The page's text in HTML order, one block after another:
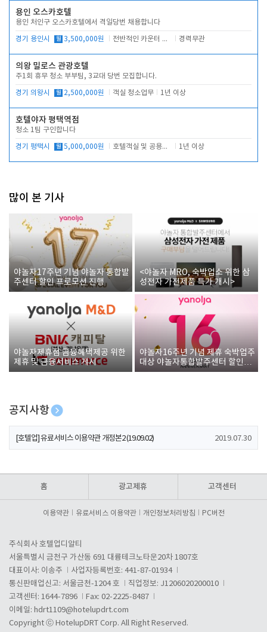
용인 오스카호텔
용인 처인구 오스카호텔에서 격일당번 채용합니다
경기 용인시 월 3,500,000원 전반적인 카운터 업무 경력무관
의왕 밀로스 관광호텔
주1회 휴무 청소 부부팀, 3교대 당번 모집합니다.
경기 의왕시 월 2,500,000원 객실 청소업무 1년 이상
호텔야자 평택역점
청소 1팀 구인합니다
경기 평택시 월 5,000,000원 호텔객실 및 공용시설 청소 관리 1년 이상
많이 본 기사
야놀자17주년 기념 야놀자 통합발
주센터 할인 프로모션 진행
<야놀자 MRO, 숙박업소 위한 삼
성전자 가전제품 특가 개시>
야놀자제휴점 금융혜택제공 위한
제휴 및 금융서비스 게시
야놀자16주년 기념 제휴 숙박업주
대상 야놀자통합발주센터 할인쿠
폰 증정
공지사항
[호텔업] 개인정보 처리방침 개정본1 (19.09.02)
[호텔업] 유료서비스 이용약관 개정본2 (19.09.02) 2019.07.30
홈 광고제휴 고객센터
이용약관 유료서비스 이용약관 개인정보처리방침 PC버전
주식회사 호텔업디알티
서울특별시 금천구 가산동 691 대륭테크노타운20차 1807호
대표이사: 이송주
사업자등록번호: 441-87-01934
통신판매업신고: 서울금천-1204 호
직업정보: J1206020200010
고객센터: 1644-7896
Fax: 02-2225-8487
이메일: hdrt1109@hotelupdrt.com
Copyright ⓒ HotelupDRT Corp. All Right Reserved.